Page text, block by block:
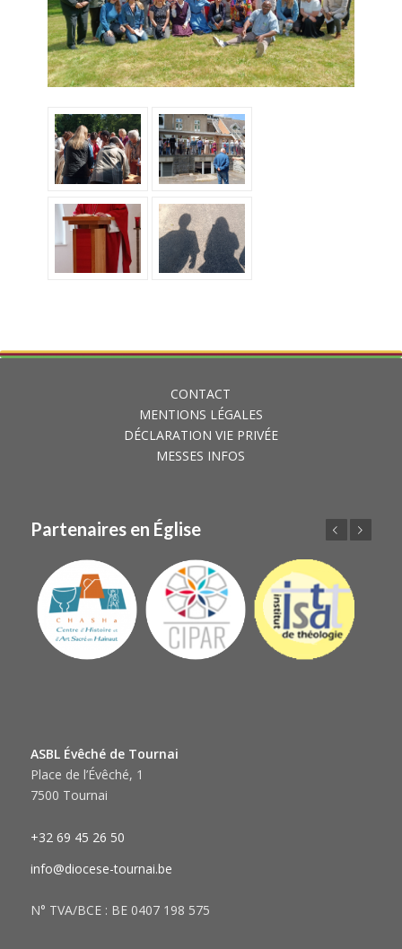
CONTACT
MENTIONS LÉGALES
DÉCLARATION VIE PRIVÉE
MESSES INFOS
Partenaires en Église
ASBL Évêché de Tournai
Place de l’Évêché, 1
7500 Tournai
+32 69 45 26 50
info@diocese-tournai.be
N° TVA/BCE : BE 0407 198 575